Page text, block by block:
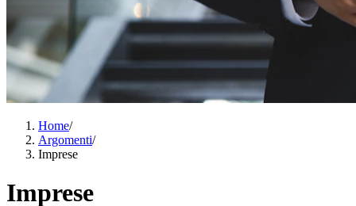
Home/
Argomenti/
Imprese
Imprese